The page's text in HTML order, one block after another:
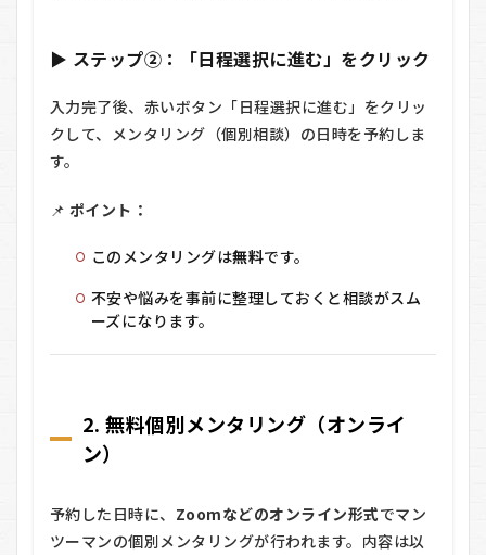
▶ ステップ②：「日程選択に進む」をクリック
入力完了後、赤いボタン「日程選択に進む」をクリッ
クして、メンタリング（個別相談）の日時を予約しま
す。
📌 ポイント：
このメンタリングは無料です。
不安や悩みを事前に整理しておくと相談がスム
ーズになります。
2. 無料個別メンタリング（オンライ
ン）
予約した日時に、 Zoomなどのオンライン形式でマン
ツーマンの個別メンタリングが行われます。内容は以